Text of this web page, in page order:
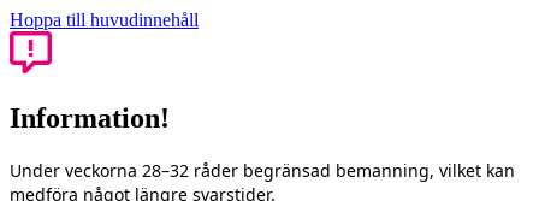
Hoppa till huvudinnehåll
Information!
Under veckorna 28–32 råder begränsad bemanning, vilket kan
medföra något längre svarstider.